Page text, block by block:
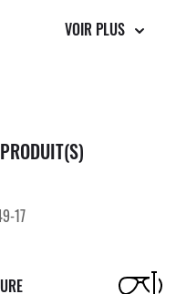
VOIR PLUS
17